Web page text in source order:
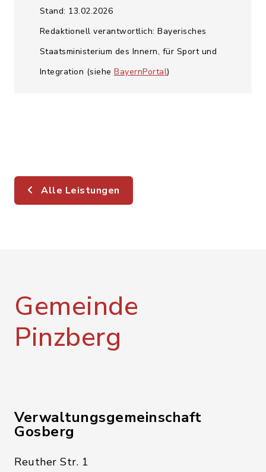
Stand: 13.02.2026
Redaktionell verantwortlich: Bayerisches
Staatsministerium des Innern, für Sport und
Integration (siehe BayernPortal)
Alle Leistungen
Gemeinde
Pinzberg
Verwaltungsgemeinschaft
Gosberg
Reuther Str. 1